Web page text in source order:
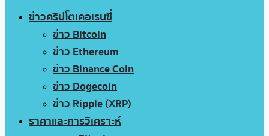
ข่าวคริปโตเคอเรนซี่
ข่าว Bitcoin
ข่าว Ethereum
ข่าว Binance Coin
ข่าว Dogecoin
ข่าว Ripple (XRP)
ราคาและการวิเคราะห์